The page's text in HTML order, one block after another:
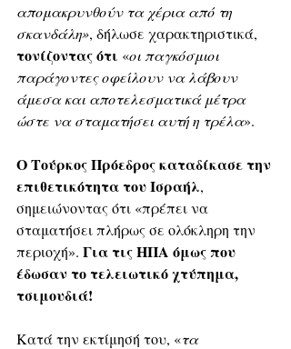
απομακρυνθούν τα χέρια από τη
σκανδάλη», δήλωσε χαρακτηριστικά,
τονίζοντας ότι «οι παγκόσμιοι
παράγοντες οφείλουν να λάβουν
άμεσα και αποτελεσματικά μέτρα
ώστε να σταματήσει αυτή η τρέλα».
Ο Τούρκος Πρόεδρος καταδίκασε την
επιθετικότητα του Ισραήλ,
σημειώνοντας ότι «πρέπει να
σταματήσει πλήρως σε ολόκληρη την
περιοχή». Για τις ΗΠΑ όμως που
έδωσαν το τελειωτικό χτύπημα,
τσιμουδιά!
Κατά την εκτίμησή του, «τα